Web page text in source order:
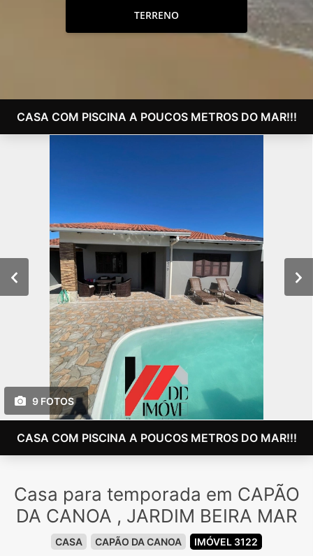
TERRENO
CASA COM PISCINA A POUCOS METROS DO MAR!!!
9 FOTOS
CASA COM PISCINA A POUCOS METROS DO MAR!!!
Casa para temporada em CAPÃO
DA CANOA , JARDIM BEIRA MAR
CASA CAPÃO DA CANOA IMÓVEL 3122